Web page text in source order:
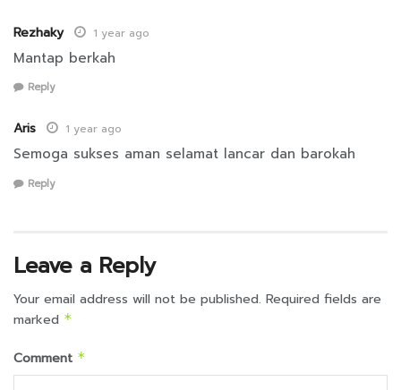
Rezhaky 1 year ago
Mantap berkah
Reply
Aris 1 year ago
Semoga sukses aman selamat lancar dan barokah
Reply
Leave a Reply
Your email address will not be published. Required fields are
marked *
Comment *